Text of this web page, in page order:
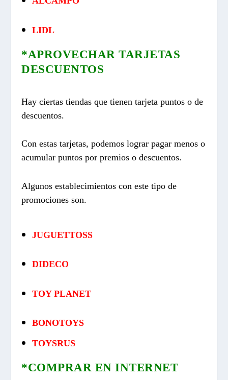
LIDL
*APROVECHAR TARJETAS
DESCUENTOS
Hay ciertas tiendas que tienen tarjeta puntos o de
descuentos.
Con estas tarjetas, podemos lograr pagar menos o
acumular puntos por premios o descuentos.
Algunos establecimientos con este tipo de
promociones son.
JUGUETTOSS
DIDECO
TOY PLANET
BONOTOYS
TOYSRUS
*COMPRAR EN INTERNET